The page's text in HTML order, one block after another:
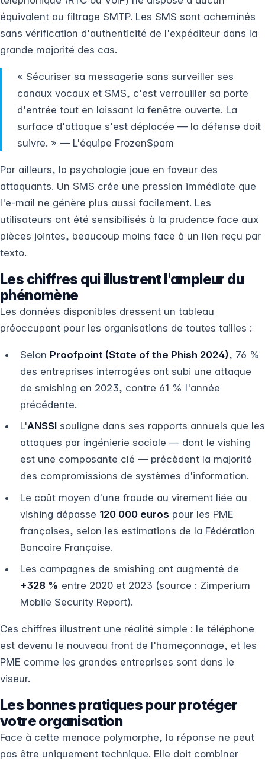
équivalent au filtrage SMTP. Les SMS sont acheminés
sans vérification d'authenticité de l'expéditeur dans la
grande majorité des cas.
« Sécuriser sa messagerie sans surveiller ses
canaux vocaux et SMS, c'est verrouiller sa porte
d'entrée tout en laissant la fenêtre ouverte. La
surface d'attaque s'est déplacée — la défense doit
suivre. » — L'équipe FrozenSpam
Par ailleurs, la psychologie joue en faveur des
attaquants. Un SMS crée une pression immédiate que
l'e-mail ne génère plus aussi facilement. Les
utilisateurs ont été sensibilisés à la prudence face aux
pièces jointes, beaucoup moins face à un lien reçu par
texto.
Les chiffres qui illustrent l'ampleur du
phénomène
Les données disponibles dressent un tableau
préoccupant pour les organisations de toutes tailles :
Selon Proofpoint (State of the Phish 2024), 76 %
des entreprises interrogées ont subi une attaque
de smishing en 2023, contre 61 % l'année
précédente.
L'ANSSI souligne dans ses rapports annuels que les
attaques par ingénierie sociale — dont le vishing
est une composante clé — précèdent la majorité
des compromissions de systèmes d'information.
Le coût moyen d'une fraude au virement liée au
vishing dépasse 120 000 euros pour les PME
françaises, selon les estimations de la Fédération
Bancaire Française.
Les campagnes de smishing ont augmenté de
+328 % entre 2020 et 2023 (source : Zimperium
Mobile Security Report).
Ces chiffres illustrent une réalité simple : le téléphone
est devenu le nouveau front de l'hameçonnage, et les
PME comme les grandes entreprises sont dans le
viseur.
Les bonnes pratiques pour protéger
votre organisation
Face à cette menace polymorphe, la réponse ne peut
pas être uniquement technique. Elle doit combiner